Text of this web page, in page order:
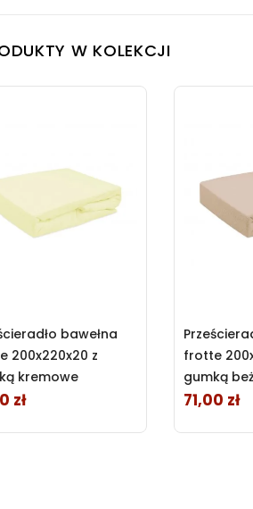
W KOLEKCJI
bawełna
200x220x20 z
kremowe
zł
frotte
gumką
Cena
71,00 zł